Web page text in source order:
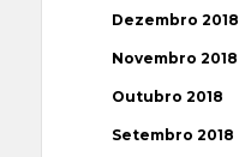
Dezembro 2018
Novembro 2018
Outubro 2018
Setembro 2018